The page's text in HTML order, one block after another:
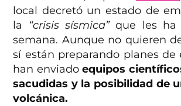
local decretó un estado de
la
“crisis sísmica”que les ha
semana. Aunque no quieren
sí están preparando planes de
han enviadoequipos
sacudidas y la posibilidad de
volcánica.